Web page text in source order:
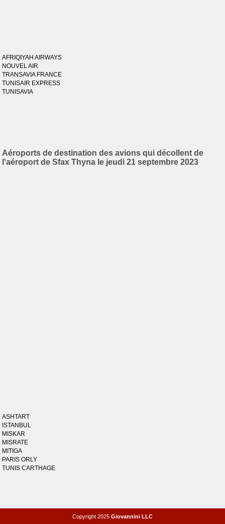
AFRIQIYAH AIRWAYS
NOUVEL AIR
TRANSAVIA FRANCE
TUNISAIR EXPRESS
TUNISAVIA
Aéroports de destination des avions qui décollent de
l'aéroport de Sfax Thyna le jeudi 21 septembre 2023
ASHTART
ISTANBUL
MISKAR
MISRATE
MITIGA
PARIS ORLY
TUNIS CARTHAGE
Copyright 2025 Giovannini LLC